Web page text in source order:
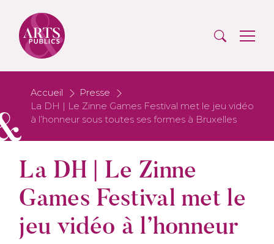
Accueil
Presse
La DH | Le Zinne Games Festival met le jeu vidéo
à l’honneur sous toutes ses formes à Bruxelles
La DH | Le Zinne
Games Festival met le
jeu vidéo à l’honneur